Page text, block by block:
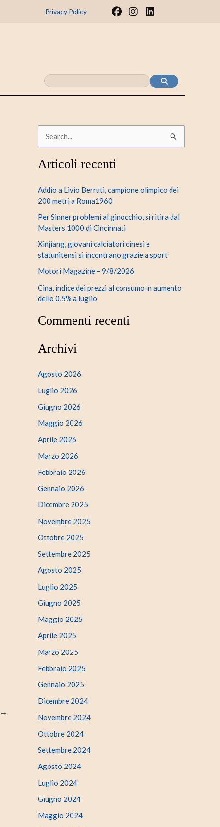
Privacy Policy
F
I
m
L
n
→
r
a
:
Articoli recenti
Addio a Livio Berruti, campione olimpico dei
200 metri a Roma1960
Per Sinner problemi al ginocchio, si ritira dal
Masters 1000 di Cincinnati
Xinjiang, giovani calciatori cinesi e
statunitensi si incontrano grazie a sport
Motori Magazine – 9/8/2026
Cina, indice dei prezzi al consumo in aumento
dello 0,5% a luglio
Commenti recenti
Archivi
Agosto 2026
Luglio 2026
Giugno 2026
Maggio 2026
Aprile 2026
Marzo 2026
Febbraio 2026
Gennaio 2026
Dicembre 2025
Novembre 2025
Ottobre 2025
Settembre 2025
Agosto 2025
Luglio 2025
Giugno 2025
Maggio 2025
Aprile 2025
Marzo 2025
Febbraio 2025
Gennaio 2025
Dicembre 2024
Novembre 2024
Ottobre 2024
Settembre 2024
Agosto 2024
Luglio 2024
Giugno 2024
Maggio 2024